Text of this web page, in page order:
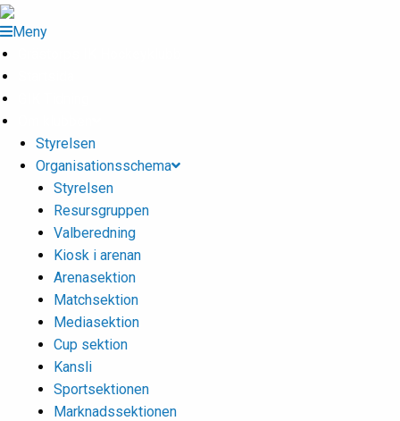
Meny
Styrelsen
Organisationsschema
Styrelsen
Resursgruppen
Valberedning
Kiosk i arenan
Arenasektion
Matchsektion
Mediasektion
Cup sektion
Kansli
Sportsektionen
Marknadssektionen